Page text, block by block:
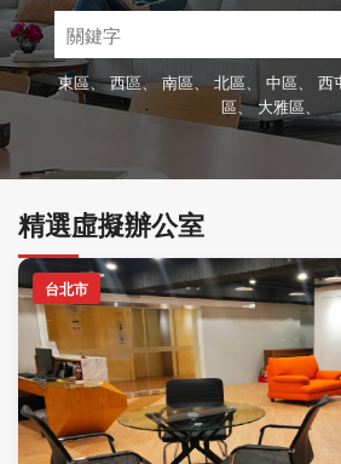
東區、西區、 南區、北區、 中區、 西
區、大雅區、
精選虛擬辦公室
台北市